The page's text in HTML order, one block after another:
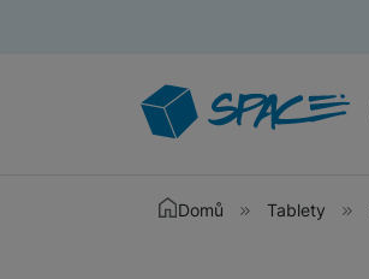
Akce a výprodej
Domů Tablety